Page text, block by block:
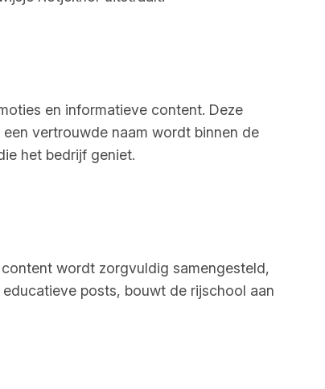
en informatieve content. Deze
vertrouwde naam wordt binnen de
het bedrijf geniet.
wordt zorgvuldig samengesteld,
posts, bouwt de rijschool aan